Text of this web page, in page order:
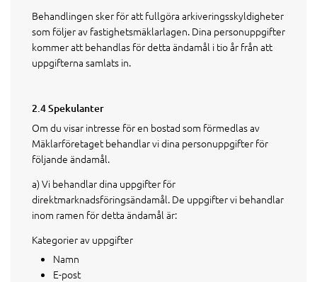
Behandlingen sker för att fullgöra arkiveringsskyldigheter
som följer av fastighetsmäklarlagen. Dina personuppgifter
kommer att behandlas för detta ändamål i tio år från att
uppgifterna samlats in.
2.4 Spekulanter
Om du visar intresse för en bostad som förmedlas av
Mäklarföretaget behandlar vi dina personuppgifter för
följande ändamål.
a) Vi behandlar dina uppgifter för
direktmarknadsföringsändamål. De uppgifter vi behandlar
inom ramen för detta ändamål är:
Kategorier av uppgifter
Namn
E-post